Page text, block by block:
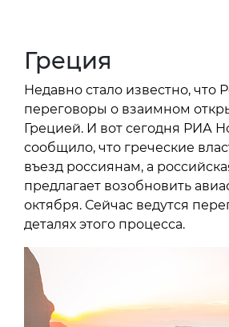
Греция
Недавно стало известно, что
переговоры о взаимном
Грецией. И вот сегодня РИА
сообщило, что греческие
въезд россиянам, а
предлагает возобновить
октября. Сейчас ведутся
деталях этого процесса.